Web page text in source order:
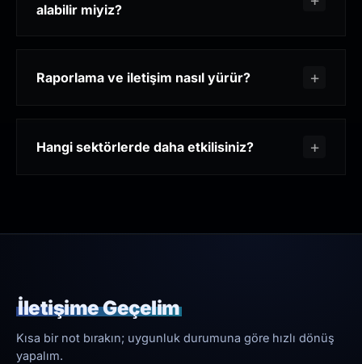
alabilir miyiz?
Raporlama ve iletişim nasıl yürür?
Hangi sektörlerde daha etkilisiniz?
İletişime Geçelim
Kısa bir not bırakın; uygunluk durumuna göre hızlı dönüş
yapalım.